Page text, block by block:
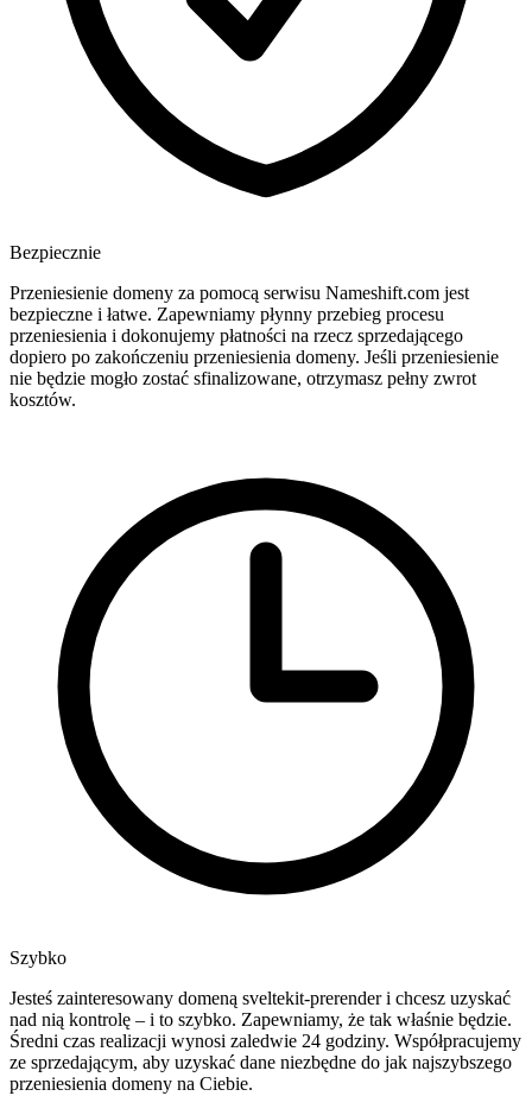
Bezpiecznie
Przeniesienie domeny za pomocą serwisu Nameshift.com jest
bezpieczne i łatwe. Zapewniamy płynny przebieg procesu
przeniesienia i dokonujemy płatności na rzecz sprzedającego
dopiero po zakończeniu przeniesienia domeny. Jeśli przeniesienie
nie będzie mogło zostać sfinalizowane, otrzymasz pełny zwrot
kosztów.
Szybko
Jesteś zainteresowany domeną sveltekit-prerender i chcesz uzyskać
nad nią kontrolę – i to szybko. Zapewniamy, że tak właśnie będzie.
Średni czas realizacji wynosi zaledwie 24 godziny. Współpracujemy
ze sprzedającym, aby uzyskać dane niezbędne do jak najszybszego
przeniesienia domeny na Ciebie.